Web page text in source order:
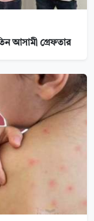
আসামী গ্রেফতার